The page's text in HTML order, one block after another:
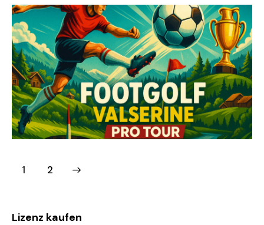
1 2
Lizenz kaufen